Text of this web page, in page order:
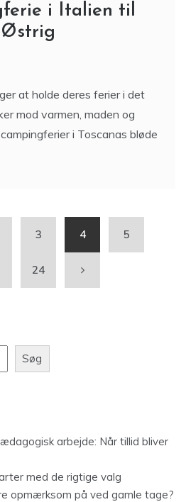
i Italien til
Østrig
at holde deres ferier i det
mod varmen, maden og
i Toscanas bløde
3 4 5
24
Søg
arbejde: Når tillid bliver
med de rigtige valg
opmærksom på ved gamle tage?